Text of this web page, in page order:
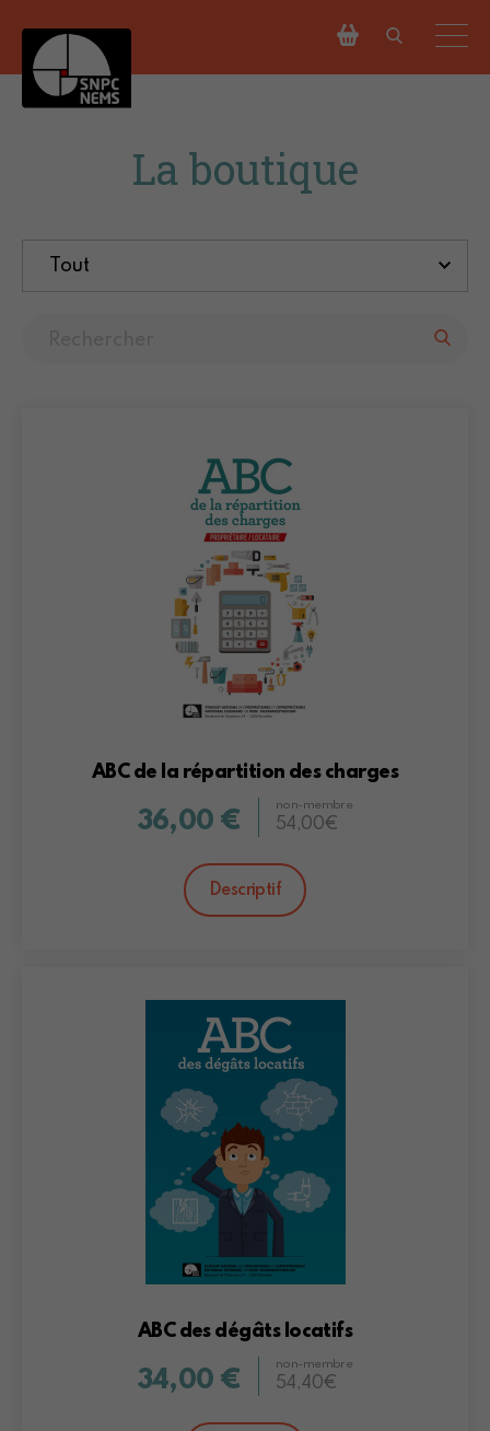
La boutique
ABC de la répartition des charges
36,00 €
non-membre
54,00€
Descriptif
ABC des dégâts locatifs
34,00 €
non-membre
54,40€